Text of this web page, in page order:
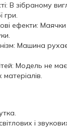
В зібраному
гри.
ефекти: Маячки
Машина
Модель не має
матеріалів.
і